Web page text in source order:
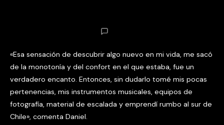
«Esa sensación de descubrir algo nuevo en mi vida, me sacó
de la monotonía y del confort en el que estaba, fue un
verdadero encanto. Entonces, sin dudarlo tomé mis pocas
pertenencias, mis instrumentos musicales, equipos de
fotografía, material de escalada y emprendí rumbo al sur de
Chile», comenta Daniel.